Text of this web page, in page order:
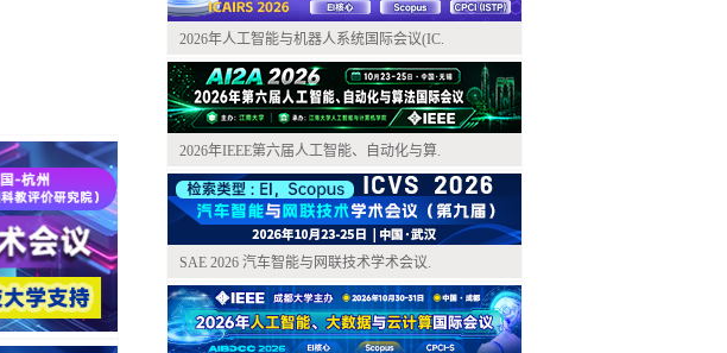
2026年人工智能与机器人系统国际会议(IC.
2026年IEEE第六届人工智能、自动化与算.
SAE 2026 汽车智能与网联技术学术会议.